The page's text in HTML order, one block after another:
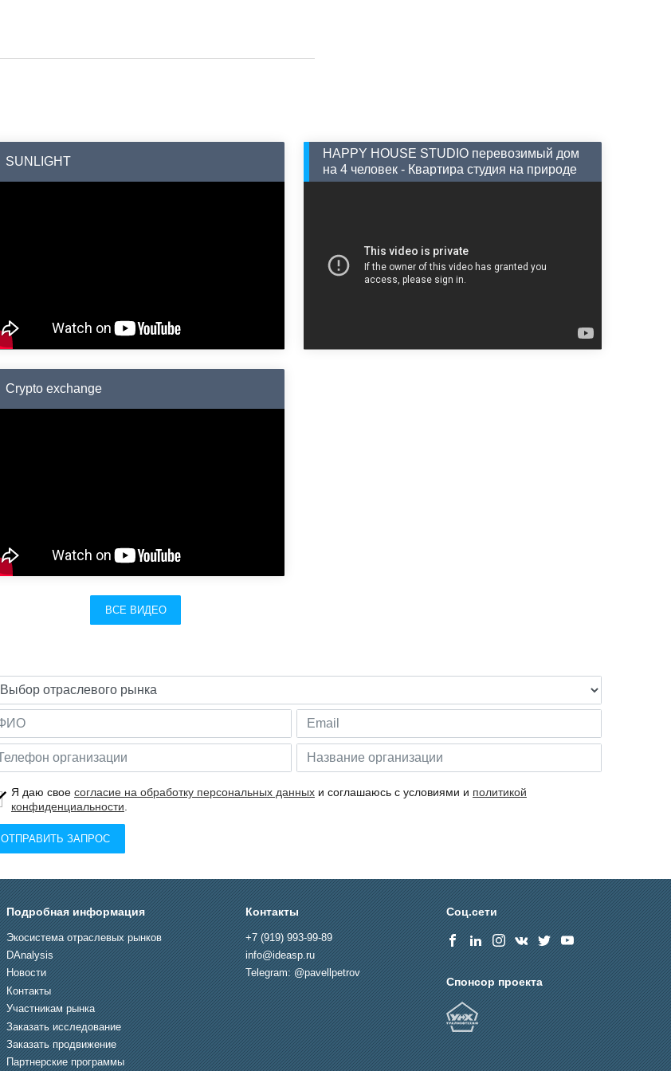
SUNLIGHT
HAPPY HOUSE STUDIO перевозимый дом
на 4 человек - Квартира студия на природе
Crypto exchange
ВСЕ ВИДЕО
Я даю свое согласие на обработку персональных данныхи соглашаюсь с условиями и политикой
конфиденциальности
ОТПРАВИТЬ ЗАПРОС
Подробная информация
Экосистема отраслевых рынков
DAnalysis
Новости
Контакты
Участникам рынка
Заказать исследование
Заказать продвижение
Партнерские программы
Контакты
+7 (919) 993-99-89
info@ideasp.ru
Telegram: @pavellpetrov
Соц.сети
Спонсор проекта